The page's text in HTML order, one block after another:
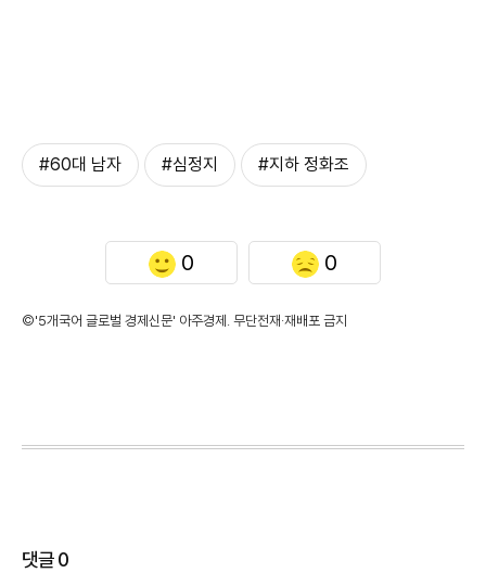
#60대 남자 #심정지 #지하 정화조
0 0
©'5개국어 글로벌 경제신문' 아주경제. 무단전재·재배포 금지
댓글0